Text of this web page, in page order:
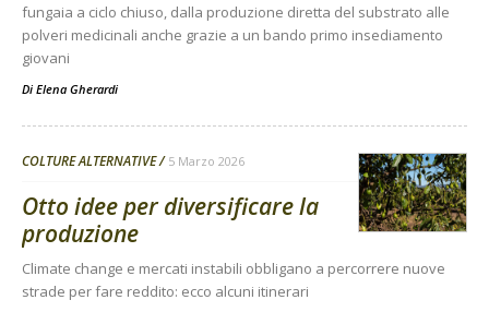
fungaia a ciclo chiuso, dalla produzione diretta del substrato alle
polveri medicinali anche grazie a un bando primo insediamento
giovani
Di Elena Gherardi
COLTURE ALTERNATIVE 5 Marzo 2026
Otto idee per diversificare la
produzione
Climate change e mercati instabili obbligano a percorrere nuove
strade per fare reddito: ecco alcuni itinerari